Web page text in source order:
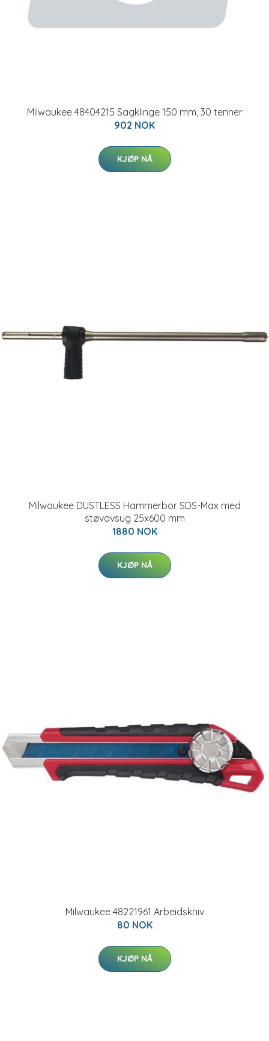
Milwaukee 48404215 Sagklinge 150 mm, 30 tenner
902 NOK
KJØP NÅ
Milwaukee DUSTLESS Hammerbor SDS-Max med
støvavsug 25x600 mm
1880 NOK
KJØP NÅ
Milwaukee 48221961 Arbeidskniv
80 NOK
KJØP NÅ